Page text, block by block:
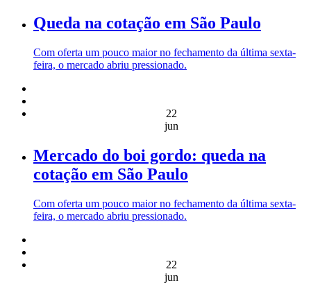
Queda na cotação em São Paulo
Com oferta um pouco maior no fechamento da última sexta-
feira, o mercado abriu pressionado.
22
jun
Mercado do boi gordo: queda na
cotação em São Paulo
Com oferta um pouco maior no fechamento da última sexta-
feira, o mercado abriu pressionado.
22
jun